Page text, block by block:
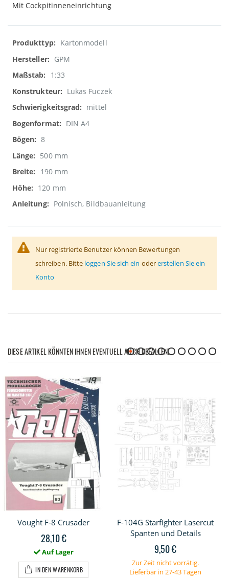
Mit Cockpitinneneinrichtung
Weitere
Informationen
Kartonmodell
GPM
1:33
Lukas Fuczek
mittel
DIN A4
8
500 mm
190 mm
120 mm
Polnisch, Bildbauanleitung
Nur registrierte Benutzer können Bewertungen
schreiben. Bitte loggen Sie sich ein odererstellen Sie ein
Konto
DIESE ARTIKEL KÖNNTEN IHNEN EVENTUELL AUCH GEFALLEN!
Vought F-8 Crusader
28,10 €
Auf Lager
IN DEN WARENKORB
F-104G Starfighter Lasercut
Spanten und Details
9,50 €
Zur Zeit nicht vorrätig.
Lieferbar in 27-43 Tagen